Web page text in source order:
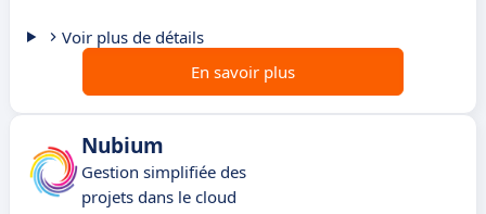
Voir plus de détails
En savoir plus
Nubium
Gestion simplifiée des
projets dans le cloud